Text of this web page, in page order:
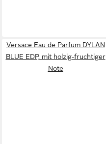
Versace Eau de Parfum DYLAN
BLUE EDP, mit holzig-fruchtiger
Note